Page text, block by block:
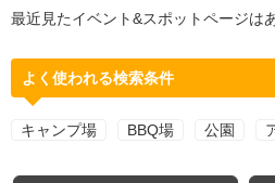
最近見たイベント&スポットページは
よく使われる検索条件
キャンプ場 BBQ場 公園